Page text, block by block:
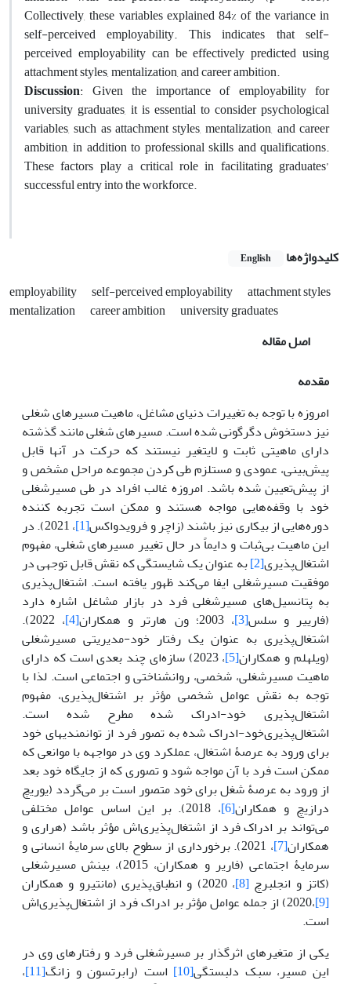
Collectively, these variables explained 84% of the variance in
self-perceived employability. This indicates that self-
perceived employability can be effectively predicted using
attachment styles, mentalization, and career ambition.
Discussion: Given the importance of employability for
university graduates, it is essential to consider psychological
variables, such as attachment styles, mentalization, and career
ambition, in addition to professional skills and qualifications.
These factors play a critical role in facilitating graduates’
successful entry into the workforce.
کلیدواژه‌ها English
employability self-perceived employability
attachment styles
mentalization
career ambition
university graduates
اصل مقاله
مقدمه
امروزه با توجه به تغییرات دنیای مشاغل، ماهیت مسیرهای شغلی
نیز دستخوش دگرگونی شده است. مسیرهای شغلی مانند گذشته
دارای ماهیتی ثابت و لایتغیر نیستند که حرکت در آنها قابل
پیش‌بینی، عمودی و مستلزم طی کردن مجموعه مراحل مشخص و
از پیش‌تعیین شده باشد. امروزه غالب افراد در طی مسیرشغلی
خود با وقفه‌هایی مواجه هستند و ممکن است تجربه کننده
دوره‌هایی از بیکاری نیز باشند (زاچر و فرویدواکس[1]
، 2021). در
این ماهیت بی‌ثبات و دایماً در حال تغییر مسیرهای شغلی، مفهوم
اشتغال‌پذیری[2] به عنوان یک شایستگی که نقش قابل توجهی در
موفقیت مسیرشغلی ایفا می‌کند ظهور یافته است. اشتغال‌پذیری
به پتانسیل‌های مسیرشغلی فرد در بازار مشاغل اشاره دارد
(فارییر و سلس[3] ، 2003؛ ون هارتر و همکاران [4]
، 2022).
اشتغال‌پذیری به عنوان یک رفتار خود-مدیریتی مسیرشغلی
(ویلهلم و همکاران[5]
، 2023) سازه‌ای چند بعدی است که دارای
ماهیت مسیرشغلی، شخصی، روانشناختی و اجتماعی است. لذا با
توجه به نقش عوامل شخصی مؤثر بر اشتغال‌پذیری، مفهوم
اشتغال‌پذیری خود-ادراک شده مطرح شده است.
اشتغال‌پذیری‌خود-ادراک شده به تصور فرد از توانمندی‎های خود
برای ورود به عرصۀ اشتغال، عملکرد وی در مواجهه با موانعی که
ممکن است فرد با آن مواجه شود و تصوری که از جایگاه خود بعد
از ورود به عرصۀ شغل برای خود متصور است بر می‌گردد (یوریچ
درازیچ و همکاران[6]
، 2018). بر این اساس عوامل مختلفی
می‌تواند بر ادراک فرد از اشتغال‌پذیری‌اش مؤثر باشد (هراری و
همکاران[7]
، 2021). برخورداری از سطوح بالای سرمایۀ انسانی و
سرمایۀ اجتماعی (فاریر و همکاران، 2015)، بینش مسیرشغلی
(کاتز و انجلبرچ [8] ، 2020) و انطباق‌پذیری (مانتیرو و همکاران
[9]
،2020) از جمله عوامل مؤثر بر ادراک فرد از اشتغال‌پذیری‌اش
است.
یکی از متغیرهای اثرگذار بر مسیرشغلی فرد و رفتارهای وی در
این مسیر، سبک دلبستگی[10] است (رابرتسون و زانگ[11]
،